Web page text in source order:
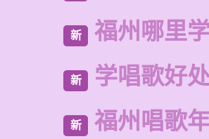
新 福州哪里
新 学唱歌好
新 福州唱歌